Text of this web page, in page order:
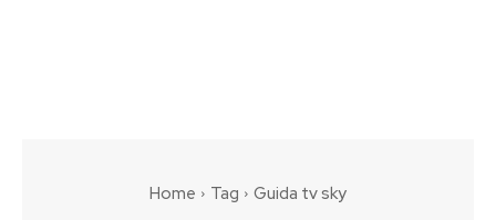
Home Tag Guida tv sky